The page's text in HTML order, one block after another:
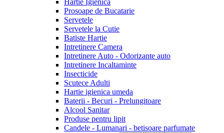
Hartie Igienica
Prosoape de Bucatarie
Servetele
Servetele la Cutie
Batiste Hartie
Intretinere Camera
Intretinere Auto - Odorizante auto
Intretinere Incaltaminte
Insecticide
Scutece Adulti
Hartie igienica umeda
Baterii - Becuri - Prelungitoare
Alcool Sanitar
Produse pentru lipit
Candele - Lumanari - betisoare parfumate